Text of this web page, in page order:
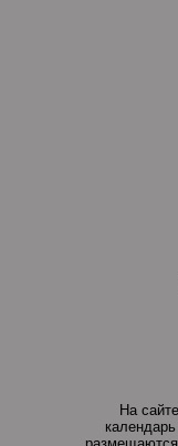
На